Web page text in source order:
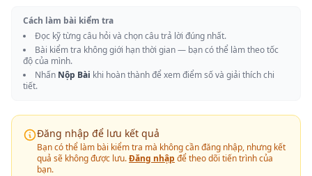
Cách làm bài kiểm tra
Đọc kỹ từng câu hỏi và chọn câu trả lời đúng nhất.
Bài kiểm tra không giới hạn thời gian — bạn có thể làm theo tốc
độ của mình.
Nhấn Nộp Bài khi hoàn thành để xem điểm số và giải thích chi
tiết.
Đăng nhập để lưu kết quả
Bạn có thể làm bài kiểm tra mà không cần đăng nhập, nhưng kết
quả sẽ không được lưu.Đăng nhập để theo dõi tiến trình của
bạn.